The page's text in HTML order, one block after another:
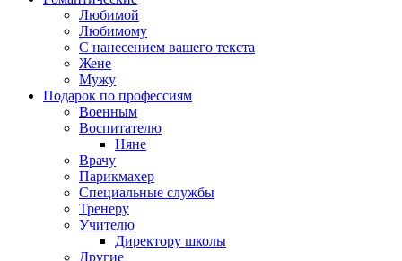
Любимой
Любимому
С нанесением вашего текста
Жене
Мужу
Подарок по профессиям
Военным
Воспитателю
Няне
Врачу
Парикмахер
Специальные службы
Тренеру
Учителю
Директору школы
Другие